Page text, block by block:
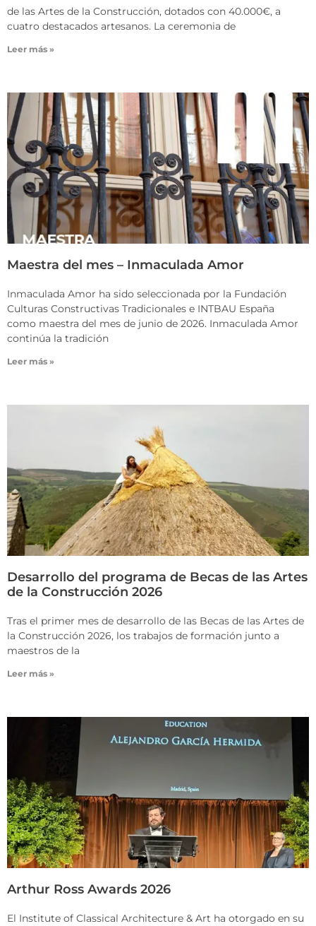
de las Artes de la Construcción, dotados con 40.000€, a
cuatro destacados artesanos. La ceremonia de
Leer más »
Maestra del mes – Inmaculada Amor
Inmaculada Amor ha sido seleccionada por la Fundación
Culturas Constructivas Tradicionales e INTBAU España
como maestra del mes de junio de 2026. Inmaculada Amor
continúa la tradición
Leer más »
Desarrollo del programa de Becas de las Artes
de la Construcción 2026
Tras el primer mes de desarrollo de las Becas de las Artes de
la Construcción 2026, los trabajos de formación junto a
maestros de la
Leer más »
Arthur Ross Awards 2026
El Institute of Classical Architecture & Art ha otorgado en su